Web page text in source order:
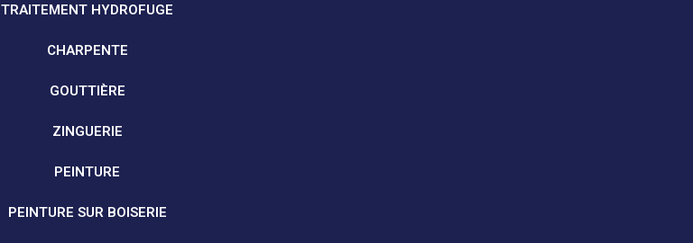
TRAITEMENT HYDROFUGE
CHARPENTE
GOUTTIÈRE
ZINGUERIE
PEINTURE
PEINTURE SUR BOISERIE